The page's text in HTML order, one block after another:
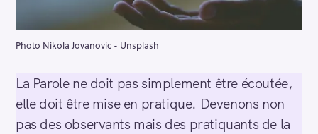
Photo Nikola Jovanovic - Unsplash
La Parole ne doit pas simplement être écoutée,
elle doit être mise en pratique. Devenons non
pas des observants mais des pratiquants de la